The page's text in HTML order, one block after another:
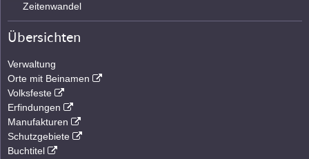
Zeitenwandel
Übersichten
Verwaltung
Orte mit Beinamen
Volksfeste
Erfindungen
Manufakturen
Schutzgebiete
Buchtitel